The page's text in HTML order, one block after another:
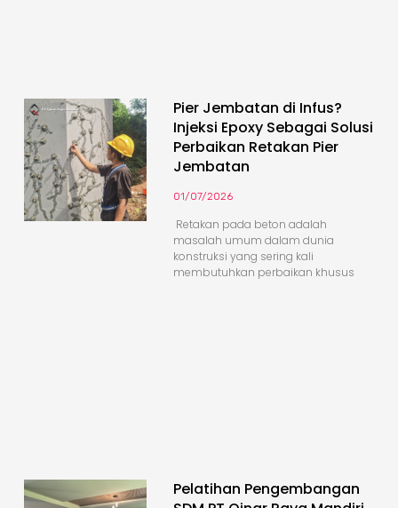
Pier Jembatan di Infus?
Injeksi Epoxy Sebagai Solusi
Perbaikan Retakan Pier
Jembatan
01/07/2026
Retakan pada beton adalah
masalah umum dalam dunia
konstruksi yang sering kali
membutuhkan perbaikan khusus
Pelatihan Pengembangan